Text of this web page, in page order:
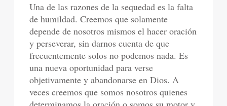
Una de las razones de la sequedad es la falta
de humildad. Creemos que solamente
depende de nosotros mismos el hacer oración
y perseverar, sin darnos cuenta de que
frecuentemente solos no podemos nada. Es
una nueva oportunidad para verse
objetivamente y abandonarse en Dios. A
veces creemos que somos nosotros quienes